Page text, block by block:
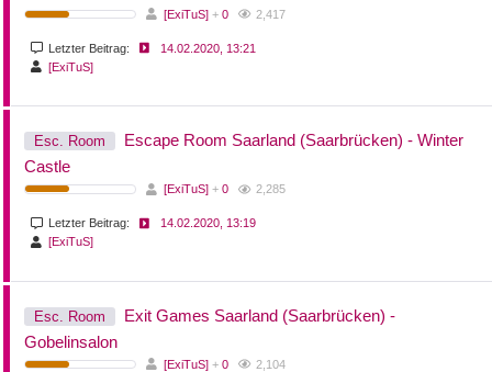
[ExiTuS] +0 2,417
Letzter Beitrag:
14.02.2020, 13:21
[ExiTuS]
Esc. Room
Escape Room Saarland (Saarbrücken) - Winter
Castle
[ExiTuS] +0 2,285
Letzter Beitrag:
14.02.2020, 13:19
[ExiTuS]
Esc. Room
Exit Games Saarland (Saarbrücken) -
Gobelinsalon
[ExiTuS] +0 2,104